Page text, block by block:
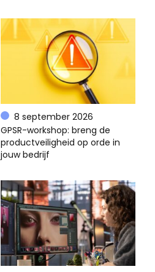
8 september 2026
GPSR-workshop: breng de
productveiligheid op orde in
jouw bedrijf